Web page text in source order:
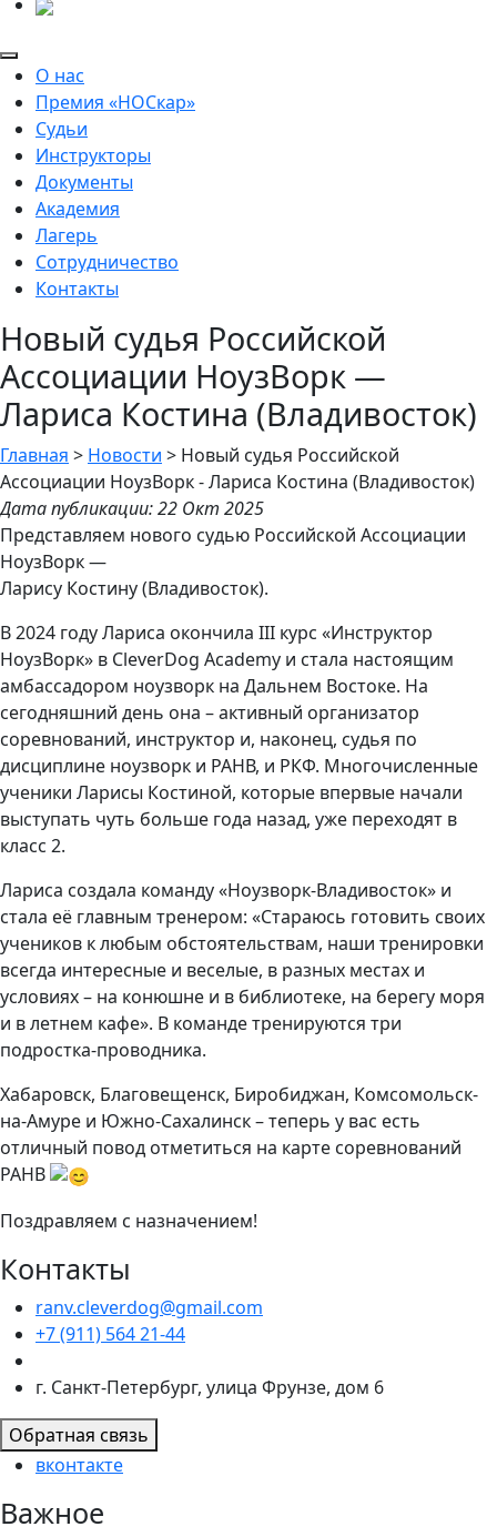
О нас
Премия «НОСкар»
Судьи
Инструкторы
Документы
Академия
Лагерь
Сотрудничество
Контакты
Новый судья Российской
Ассоциации НоузВорк —
Лариса Костина (Владивосток)
Главная > Новости > Новый судья Российской
Ассоциации НоузВорк - Лариса Костина (Владивосток)
Дата публикации: 22 Окт 2025
Представляем нового судью Российской Ассоциации
НоузВорк —
Ларису Костину (Владивосток).
В 2024 году Лариса окончила III курс «Инструктор
НоузВорк» в CleverDog Academy и стала настоящим
амбассадором ноузворк на Дальнем Востоке. На
сегодняшний день она – активный организатор
соревнований, инструктор и, наконец, судья по
дисциплине ноузворк и РАНВ, и РКФ. Многочисленные
ученики Ларисы Костиной, которые впервые начали
выступать чуть больше года назад, уже переходят в
класс 2.
Лариса создала команду «Ноузворк-Владивосток» и
стала её главным тренером: «Стараюсь готовить своих
учеников к любым обстоятельствам, наши тренировки
всегда интересные и веселые, в разных местах и
условиях – на конюшне и в библиотеке, на берегу моря
и в летнем кафе». В команде тренируются три
подростка-проводника.
Хабаровск, Благовещенск, Биробиджан, Комсомольск-
на-Амуре и Южно-Сахалинск – теперь у вас есть
отличный повод отметиться на карте соревнований
РАНВ
Поздравляем с назначением!
Контакты
ranv.cleverdog@gmail.com
+7 (911) 564 21-44
г. Санкт-Петербург, улица Фрунзе, дом 6
Обратная связь
вконтакте
Важное